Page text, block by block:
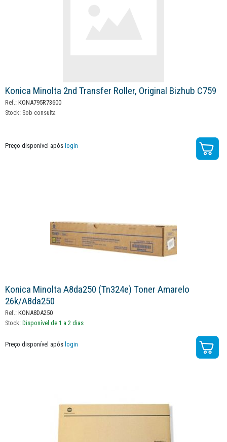
Konica Minolta 2nd Transfer Roller, Original Bizhub C759
Ref.: KONA795R73600
Stock: Sob consulta
Preço disponível após login
Konica Minolta A8da250 (tn324e) Toner Amarelo
26k/a8da250
Ref.: KONA8DA250
Stock: Disponível de 1 a 2 dias
Preço disponível após login